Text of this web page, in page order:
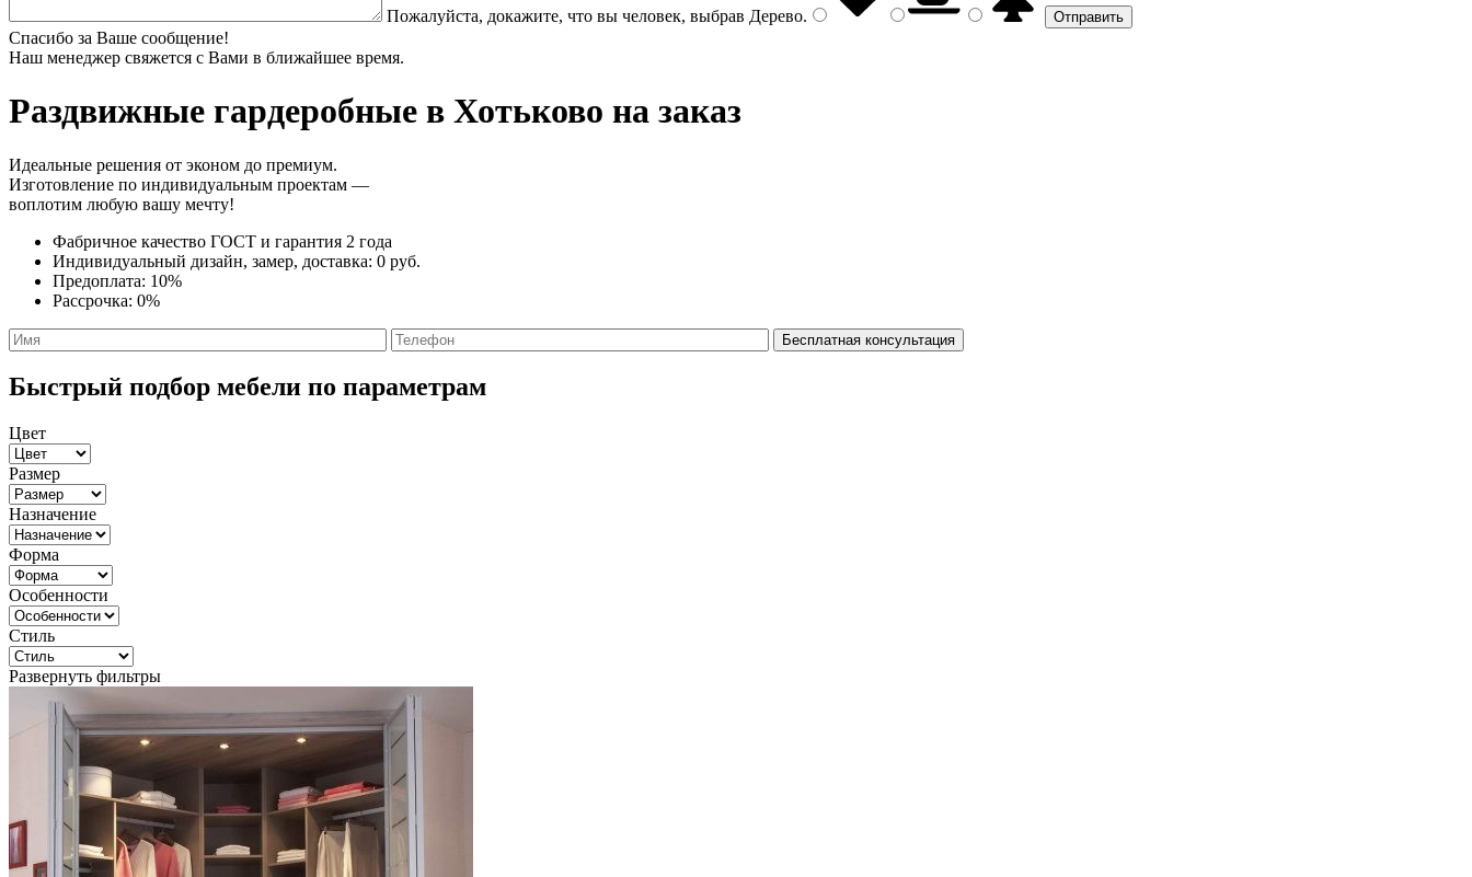
Пожалуйста, докажите, что вы человек, выбрав Дерево.
Спасибо за Ваше сообщение!
Наш менеджер свяжется с Вами в ближайшее время.
Раздвижные гардеробные в Хотьково на заказ
Идеальные решения от эконом до премиум.
Изготовление по индивидуальным проектам —
воплотим любую вашу мечту!
Фабричное качество ГОСТ и гарантия 2 года
Индивидуальный дизайн, замер, доставка: 0 руб.
Предоплата: 10%
Рассрочка: 0%
Быстрый подбор мебели по параметрам
Цвет
Размер
Назначение
Форма
Особенности
Стиль
Развернуть фильтры